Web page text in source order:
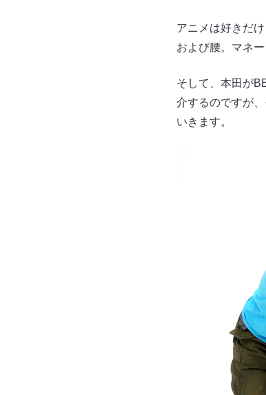
アニメは好きだ
および腰。マネ
そして、本田が
介するのですが
いきます。